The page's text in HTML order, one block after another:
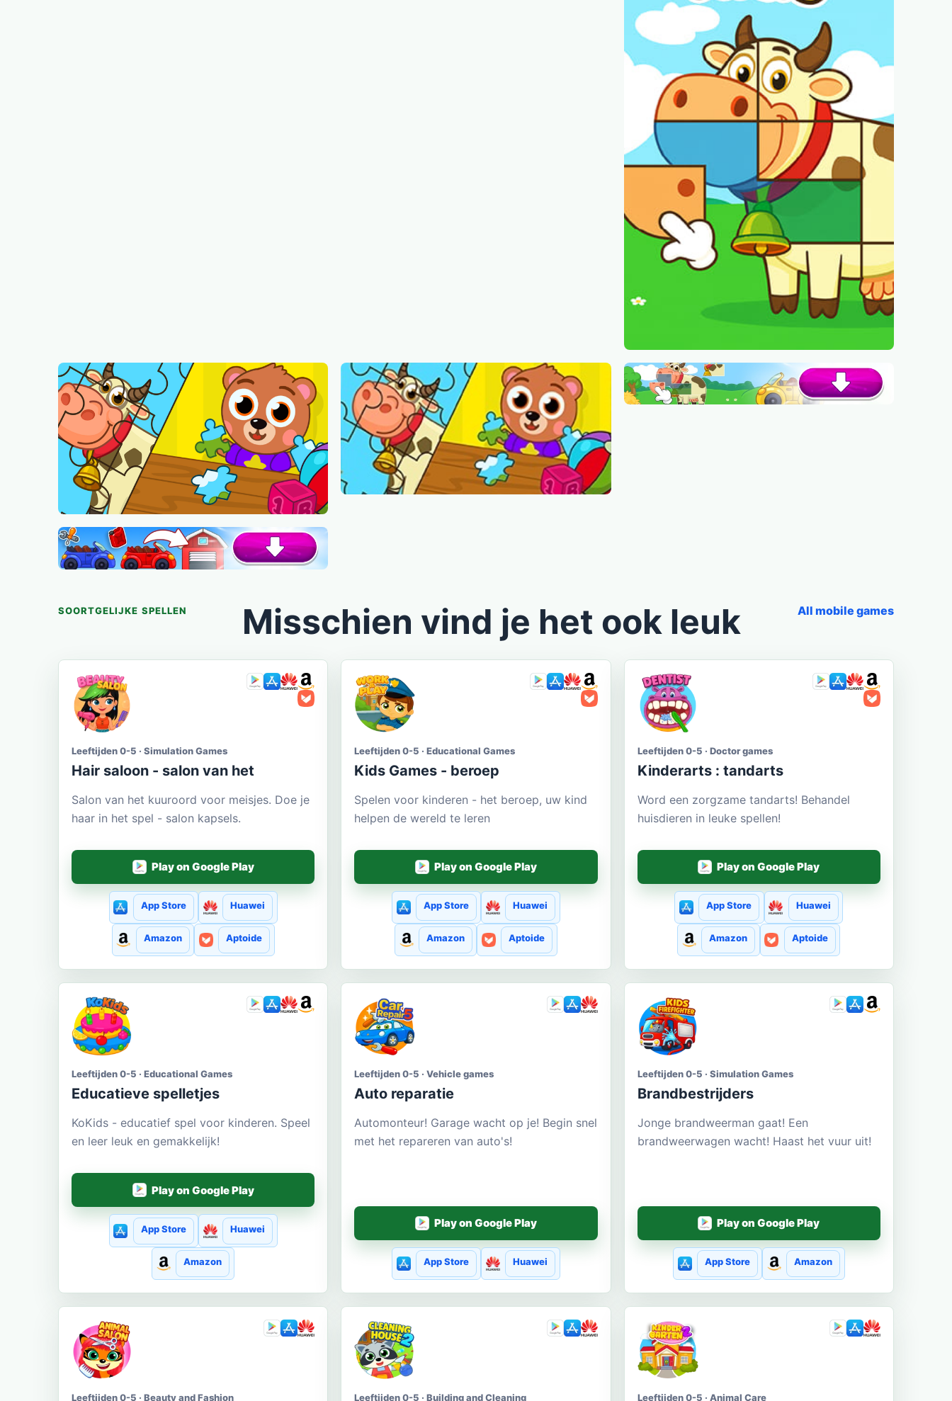
SOORTGELIJKE SPELLEN Misschien vind je het ook leuk All mobile games
Leeftijden 0-5 · Simulation Games
Hair saloon - salon van het
Salon van het kuuroord voor meisjes. Doe je
haar in het spel - salon kapsels.
Play on Google Play
App Store Huawei
Amazon Aptoide
Leeftijden 0-5 · Educational Games
Kids Games - beroep
Spelen voor kinderen - het beroep, uw kind
helpen de wereld te leren
Play on Google Play
App Store Huawei
Amazon Aptoide
Leeftijden 0-5 · Doctor games
Kinderarts : tandarts
Word een zorgzame tandarts! Behandel
huisdieren in leuke spellen!
Play on Google Play
App Store Huawei
Amazon Aptoide
Leeftijden 0-5 · Educational Games
Educatieve spelletjes
KoKids - educatief spel voor kinderen. Speel
en leer leuk en gemakkelijk!
Play on Google Play
App Store Huawei
Amazon
Leeftijden 0-5 · Vehicle games
Auto reparatie
Automonteur! Garage wacht op je! Begin snel
met het repareren van auto's!
Play on Google Play
App Store Huawei
Leeftijden 0-5 · Simulation Games
Brandbestrijders
Jonge brandweerman gaat! Een
brandweerwagen wacht! Haast het vuur uit!
Play on Google Play
App Store Amazon
Leeftijden 0-5 · Beauty and Fashion Leeftijden 0-5 · Building and Cleaning Leeftijden 0-5 · Animal Care